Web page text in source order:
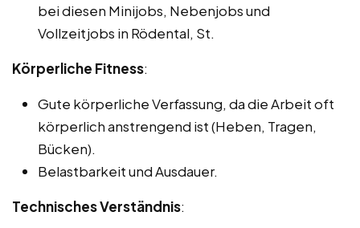
bei diesen Minijobs, Nebenjobs und
Vollzeitjobs in Rödental, St.
Körperliche Fitness:
Gute körperliche Verfassung, da die Arbeit oft
körperlich anstrengend ist (Heben, Tragen,
Bücken).
Belastbarkeit und Ausdauer.
Technisches Verständnis: